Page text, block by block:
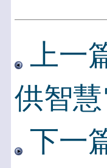
上一
供智
下一